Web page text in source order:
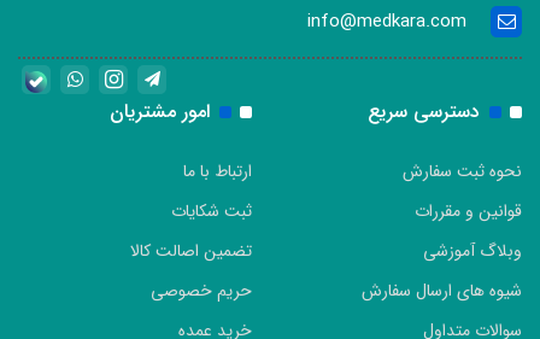
info@medkara.com
دسترسی سریع
نحوه ثبت سفارش
قوانین و مقررات
وبلاگ آموزشی
شیوه های ارسال سفارش
سوالات متداول
امور مشتریان
ارتباط با ما
ثبت شکایات
تضمین اصالت کالا
حریم خصوصی
خرید عمده